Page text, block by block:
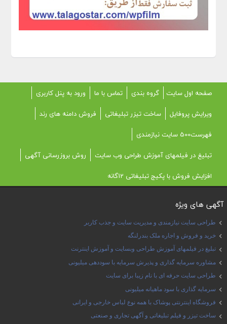
صفحه اول سایت گروه بندی تماس با ما
ورود به پنل کاربری
ویرایش پروفایل
ساخت تیزر تبلیغاتی
فروش دامنه های رند
فهرست500 سایت نیازمندی
تبلیغ در فیلمهای آموزش طراحی وب سایت
روش بروزرسانی آگهی
افزایش فروش با پکیج تبلیغاتی 12گانه
آگهی های ویژه
طراحی سایت نیازمندی و مدیریت سایت و جذب کاربر
خرید و فروش و اجاره ملک بندرلنگه
تبلیغ در فیلمهای آموزش طراحی وبسایت و آموزش اینترنت
مشاوره سرمایه گذاری و پذیرش سرمایه با سوددهی میلیونی
طراحی سایت حرفه ای با نام زیبا برای سایت
سرمایه گذاری با سود ماهیانه میلیونی
فروشگاه اینترنتی پوشاک با همه نوع لباس خارجی و ایرانی
ساخت تیزر و فیلم تبلیغاتی و آگهی تجاری و صنعتی